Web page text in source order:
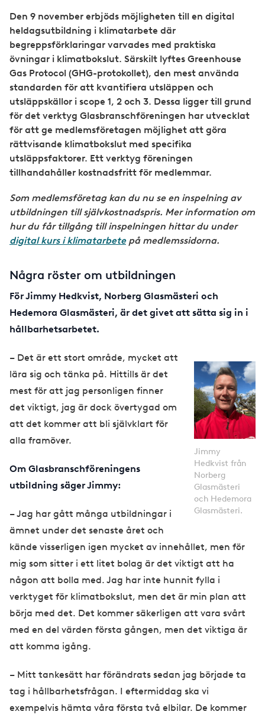
Den 9 november erbjöds möjligheten till en digital
heldagsutbildning i klimatarbete där
begreppsförklaringar varvades med praktiska
övningar i klimatbokslut. Särskilt lyftes Greenhouse
Gas Protocol (GHG-protokollet), den mest använda
standarden för att kvantifiera utsläppen och
utsläppskällor i scope 1, 2 och 3. Dessa ligger till grund
för det verktyg Glasbranschföreningen har utvecklat
för att ge medlemsföretagen möjlighet att göra
rättvisande klimatbokslut med specifika
utsläppsfaktorer. Ett verktyg föreningen
tillhandahåller kostnadsfritt för medlemmar.
Som medlemsföretag kan du nu se en inspelning av
utbildningen till självkostnadspris. Mer information om
hur du får tillgång till inspelningen hittar du under
digital kurs i klimatarbetepå medlemssidorna.
Några röster om utbildningen
För Jimmy Hedkvist, Norberg Glasmästeri och
Hedemora Glasmästeri, är det givet att sätta sig in i
hållbarhetsarbetet.
Jimmy
Hedkvist från
Norberg
Glasmästeri
och Hedemora
Glasmästeri.
– Det är ett stort område, mycket att
lära sig och tänka på. Hittills är det
mest för att jag personligen finner
det viktigt, jag är dock övertygad om
att det kommer att bli självklart för
alla framöver.
Om Glasbranschföreningens
utbildning säger Jimmy:
– Jag har gått många utbildningar i
ämnet under det senaste året och
kände visserligen igen mycket av innehållet, men för
mig som sitter i ett litet bolag är det viktigt att ha
någon att bolla med. Jag har inte hunnit fylla i
verktyget för klimatbokslut, men det är min plan att
börja med det. Det kommer säkerligen att vara svårt
med en del värden första gången, men det viktiga är
att komma igång.
– Mitt tankesätt har förändrats sedan jag började ta
tag i hållbarhetsfrågan. I eftermiddag ska vi
exempelvis hämta våra första två elbilar. De kommer